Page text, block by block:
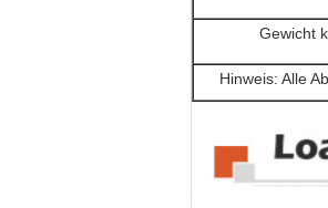
Gewicht
Hinweis: Alle